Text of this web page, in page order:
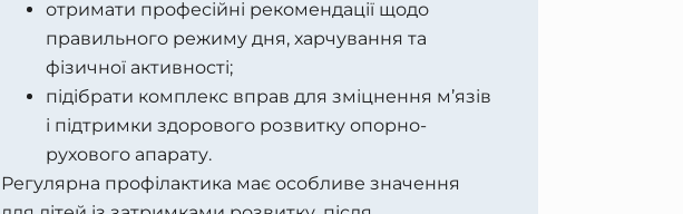
отримати професійні рекомендації щодо
правильного режиму дня, харчування та
фізичної активності;
підібрати комплекс вправ для зміцнення м’язів
і підтримки здорового розвитку опорно-
рухового апарату.
Регулярна профілактика має особливе значення